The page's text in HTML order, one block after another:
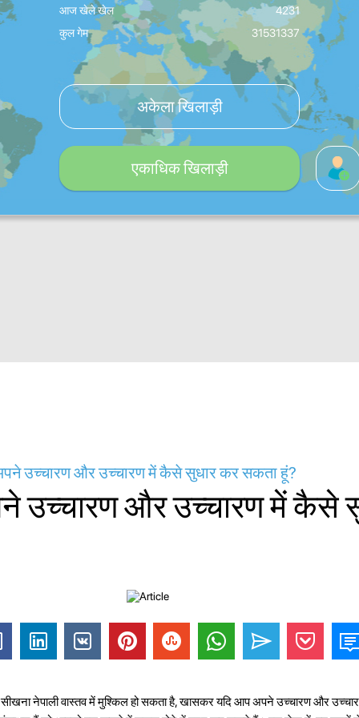
आज खेले खेल
4231
कुल गेम
31531337
अकेला खिलाड़ी
एकाधिक खिलाड़ी
उच्चारण और उच्चारण में कैसे सुधार कर सकता हूं?
उच्चारण और उच्चारण में कैसे
नेपाली वास्तव में मुश्किल हो सकता है, खासकर यदि आप अपने उच्चारण और